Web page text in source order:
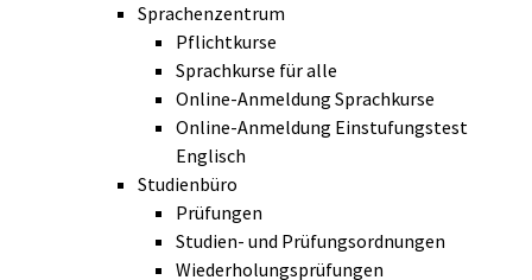
Sprachenzentrum
Pflichtkurse
Sprachkurse für alle
Online-Anmeldung Sprachkurse
Online-Anmeldung Einstufungstest
Englisch
Studienbüro
Prüfungen
Studien- und Prüfungsordnungen
Wiederholungsprüfungen